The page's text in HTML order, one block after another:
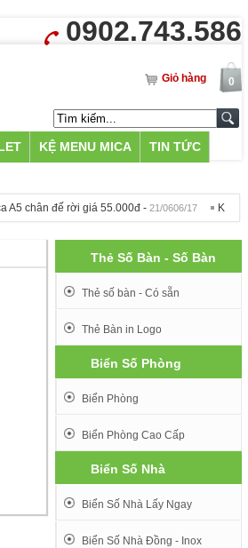
0902.743.586
Giỏ hàng 0
KỆ MENU MICA TIN TỨC
chân đế rời giá 55.000đ -21/0606/17 Khắc
Thẻ Số Bàn - Số Bàn
Thẻ số bàn - Có sẵn
Thẻ Bàn in Logo
Biển Số Phòng
Biển Phòng
Biển Phòng Cao Cấp
Biển Số Nhà
Biển Số Nhà Lấy Ngay
Biển Số Nhà Đồng - Inox